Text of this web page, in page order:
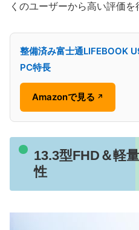
くのユーザーから高い評価を
整備済み富士通LIFEBOOK
PC特長
Amazonで見る ↗
13.3型FHD＆軽
性